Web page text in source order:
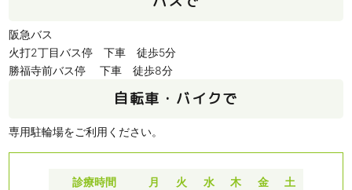
阪急バス
火打2丁目バス停 下車 徒歩5分
勝福寺前バス停 下車 徒歩8分
自転車・バイクで
専用駐輪場をご利用ください。
診療時間 月 火 水 木 金
土